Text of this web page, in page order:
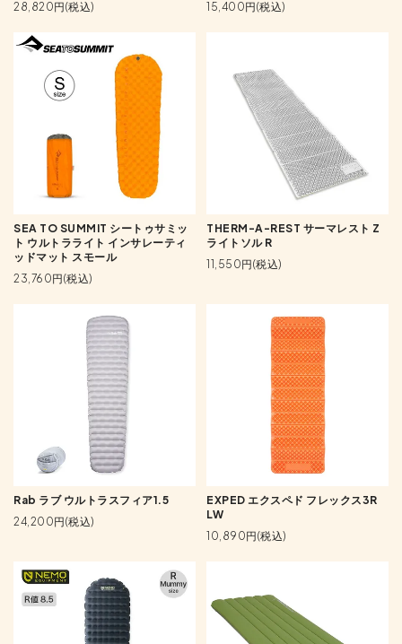
28,820円(税込)
15,400円(税込)
SEA TO SUMMIT シートゥサミッ
ト ウルトラライト インサレーティ
ッドマット スモール
23,760円(税込)
THERM-A-REST サーマレスト Z
ライトソル R
11,550円(税込)
Rab ラブ ウルトラスフィア1.5
24,200円(税込)
EXPED エクスペド フレックス3R
LW
10,890円(税込)